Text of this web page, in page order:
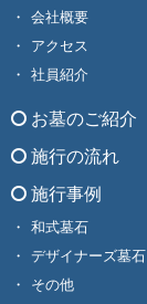
会社概要
アクセス
社員紹介
お墓のご紹介
施行の流れ
施行事例
和式墓石
デザイナーズ墓石
その他